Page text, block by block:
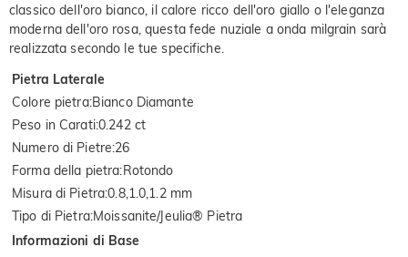
classico dell'oro bianco, il calore ricco dell'oro giallo o l'eleganza
moderna dell'oro rosa, questa fede nuziale a onda milgrain sarà
realizzata secondo le tue specifiche.
Pietra Laterale
Colore pietra:Bianco Diamante
Peso in Carati:0.242 ct
Numero di Pietre:26
Forma della pietra:Rotondo
Misura di Pietra:0.8,1.0,1.2 mm
Tipo di Pietra:Moissanite/Jeulia® Pietra
Informazioni di Base